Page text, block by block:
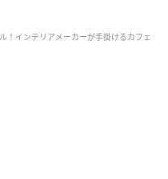
！インテリアメーカーが手掛けるカフェ